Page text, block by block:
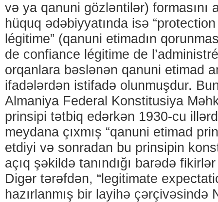
və ya qanuni gözləntilər) formasını
hüquq ədəbiyyatında isə
légitime” (qanuni etimadın
de confiance légitime de
orqanlara bəslənən qanuni etimad
ifadələrdən istifadə olunmuşdur.
Almaniya Federal Konstitusiya
prinsipi tətbiq edərkən 1930-cu
meydana çıxmış “qanuni etimad
etdiyi və sonradan bu prinsipin
açıq şəkildə tanındığı barədə
Digər tərəfdən, “legitimate
hazırlanmış bir layihə çərçivəsində